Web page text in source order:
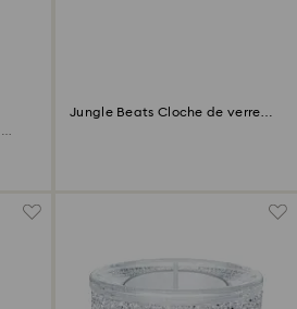
Jungle Beats Cloche de verre